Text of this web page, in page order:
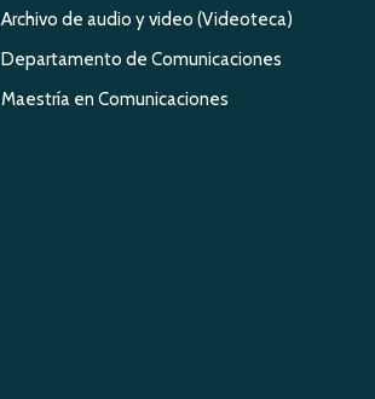
Archivo de audio y video (Videoteca)
Departamento de Comunicaciones
Maestría en Comunicaciones